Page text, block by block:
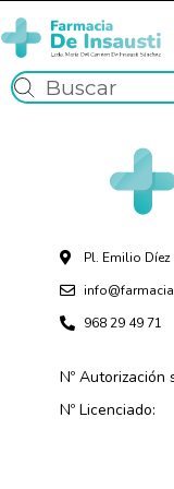
Pl. Emilio
968 29 49 71
Nº Autorización
Nº Licenciado: